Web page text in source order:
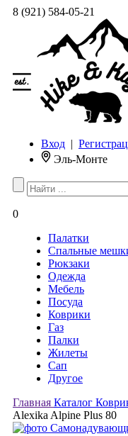
8 (921) 584-05-21
Вход |
Эль-Монте
0
Палатки
Спальные
Рюкзаки
Одежда
Мебель
Посуда
Коврики
Газ
Палки
Жилеты
Сап
Другое
Главная Каталог
Alexika Alpine Plus 80